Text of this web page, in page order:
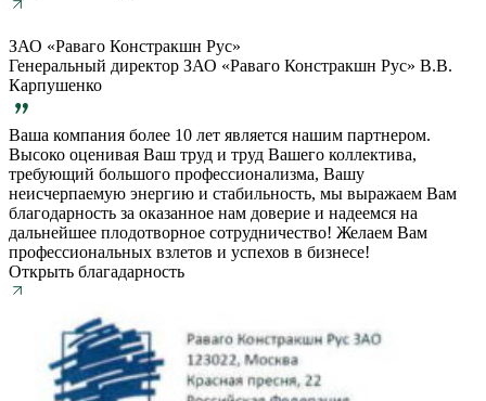
ЗАО «Раваго Констракшн Рус»
Генеральный директор ЗАО «Раваго Констракшн Рус» В.В.
Карпушенко
Ваша компания более 10 лет является нашим партнером.
Высоко оценивая Ваш труд и труд Вашего коллектива,
требующий большого профессионализма, Вашу
неисчерпаемую энергию и стабильность, мы выражаем Вам
благодарность за оказанное нам доверие и надеемся на
дальнейшее плодотворное сотрудничество! Желаем Вам
профессиональных взлетов и успехов в бизнесе!
Открыть благадарность